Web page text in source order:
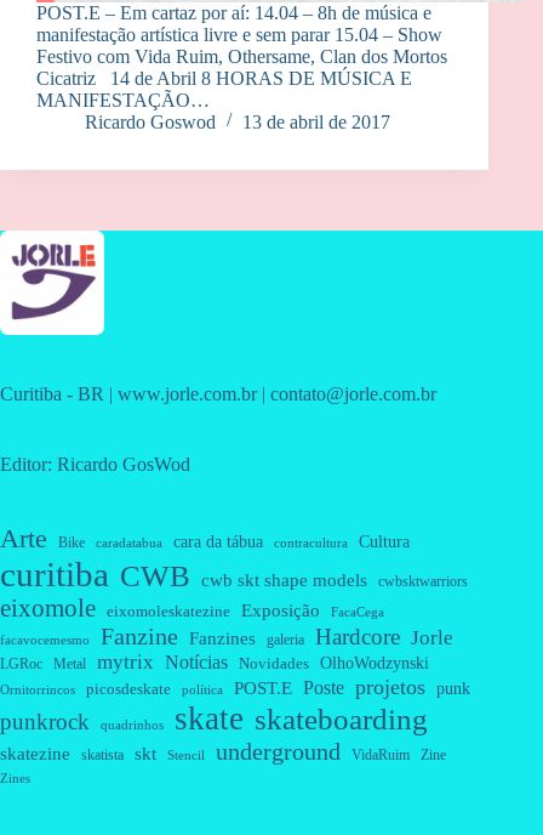
POST.E – Em cartaz por aí: 14.04 – 8h de música e
manifestação artística livre e sem parar 15.04 – Show
Festivo com Vida Ruim, Othersame, Clan dos Mortos
Cicatriz 14 de Abril 8 HORAS DE MÚSICA E
MANIFESTAÇÃO…
Ricardo Goswod
13 de abril de 2017
Curitiba - BR | www.jorle.com.br | contato@jorle.com.br
Editor: Ricardo GosWod
Arte Bike caradatabua cara da tábua contracultura Cultura
curitiba CWB cwb skt shape models cwbsktwarriors
eixomole eixomoleskatezine Exposição FacaCega
facavocemesmo Fanzine Fanzines galeria Hardcore Jorle
LGRoc Metal mytrix Notícias Novidades OlhoWodzynski
Ornitorrincos picosdeskate política POST.E Poste projetos punk
punkrock quadrinhos skate skateboarding
skatezine skatista skt Stencil underground VidaRuim Zine
Zines